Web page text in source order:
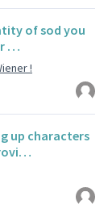
of sod you
…
!
up characters